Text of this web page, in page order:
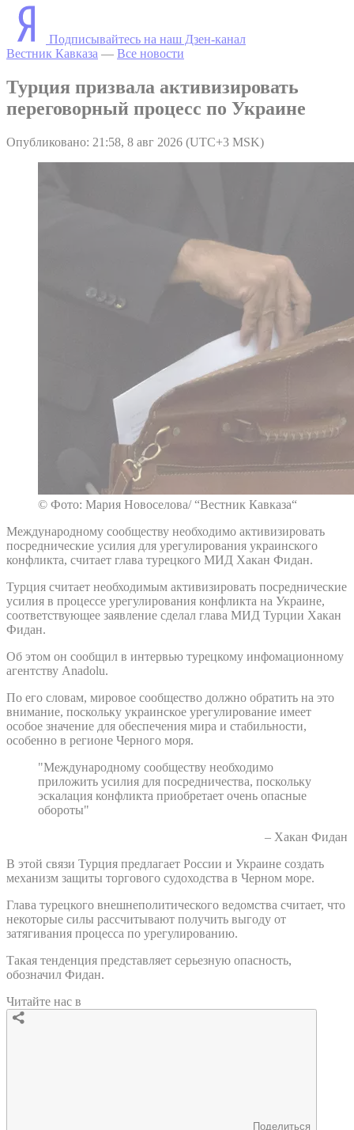
Подписывайтесь на наш Дзен-канал
Вестник Кавказа — Все новости
Турция призвала активизировать
переговорный процесс по Украине
Опубликовано: 21:58, 8 авг 2026 (UTC+3 MSK)
© Фото: Мария Новоселова/ “Вестник Кавказа“
Международному сообществу необходимо активизировать
посреднические усилия для урегулирования украинского
конфликта, считает глава турецкого МИД Хакан Фидан.
Турция считает необходимым активизировать посреднические
усилия в процессе урегулирования конфликта на Украине,
соответствующее заявление сделал глава МИД Турции Хакан
Фидан.
Об этом он сообщил в интервью турецкому инфомационному
агентству Anadolu.
По его словам, мировое сообщество должно обратить на это
внимание, поскольку украинское урегулирование имеет
особое значение для обеспечения мира и стабильности,
особенно в регионе Черного моря.
"Международному сообществу необходимо
приложить усилия для посредничества, поскольку
эскалация конфликта приобретает очень опасные
обороты"
– Хакан Фидан
В этой связи Турция предлагает России и Украине создать
механизм защиты торгового судоходства в Черном море.
Глава турецкого внешнеполитического ведомства считает, что
некоторые силы рассчитывают получить выгоду от
затягивания процесса по урегулированию.
Такая тенденция представляет серьезную опасность,
обозначил Фидан.
Читайте нас в
Поделиться